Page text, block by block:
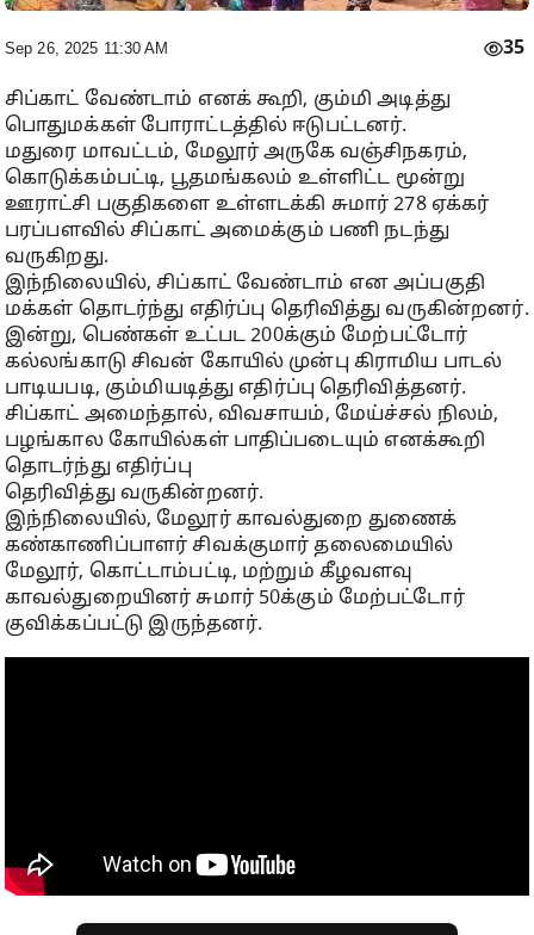
Sep 26, 2025 11:30 AM 35
சிப்காட் வேண்டாம் எனக் கூறி, கும்மி அடித்து
பொதுமக்கள் போராட்டத்தில் ஈடுபட்டனர்.
மதுரை மாவட்டம், மேலூர் அருகே வஞ்சிநகரம்,
கொடுக்கம்பட்டி, பூதமங்கலம் உள்ளிட்ட மூன்று
ஊராட்சி பகுதிகளை உள்ளடக்கி சுமார் 278 ஏக்கர்
பரப்பளவில் சிப்காட் அமைக்கும் பணி நடந்து
வருகிறது.
இந்நிலையில், சிப்காட் வேண்டாம் என அப்பகுதி
மக்கள் தொடர்ந்து எதிர்ப்பு தெரிவித்து வருகின்றனர்.
இன்று, பெண்கள் உட்பட 200க்கும் மேற்பட்டோர்
கல்லங்காடு சிவன் கோயில் முன்பு கிராமிய பாடல்
பாடியபடி, கும்மியடித்து எதிர்ப்பு தெரிவித்தனர்.
சிப்காட் அமைந்தால், விவசாயம், மேய்ச்சல் நிலம்,
பழங்கால கோயில்கள் பாதிப்படையும் எனக்கூறி
தொடர்ந்து எதிர்ப்பு
தெரிவித்து வருகின்றனர்.
இந்நிலையில், மேலூர் காவல்துறை துணைக்
கண்காணிப்பாளர் சிவக்குமார் தலைமையில்
மேலூர், கொட்டாம்பட்டி, மற்றும் கீழவளவு
காவல்துறையினர் சுமார் 50க்கும் மேற்பட்டோர்
குவிக்கப்பட்டு இருந்தனர்.